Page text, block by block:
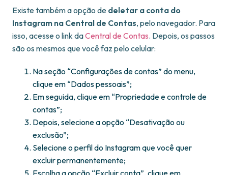
Existe também a opção de deletar a conta do
Instagram na Central de Contas, pelo navegador. Para
isso, acesse o link daCentral de Contas. Depois, os passos
são os mesmos que você faz pelo celular:
Na seção “Configurações de contas” do menu,
clique em “Dados pessoais”;
Em seguida, clique em “Propriedade e controle de
contas”;
Depois, selecione a opção “Desativação ou
exclusão”;
Selecione o perfil do Instagram que você quer
excluir permanentemente;